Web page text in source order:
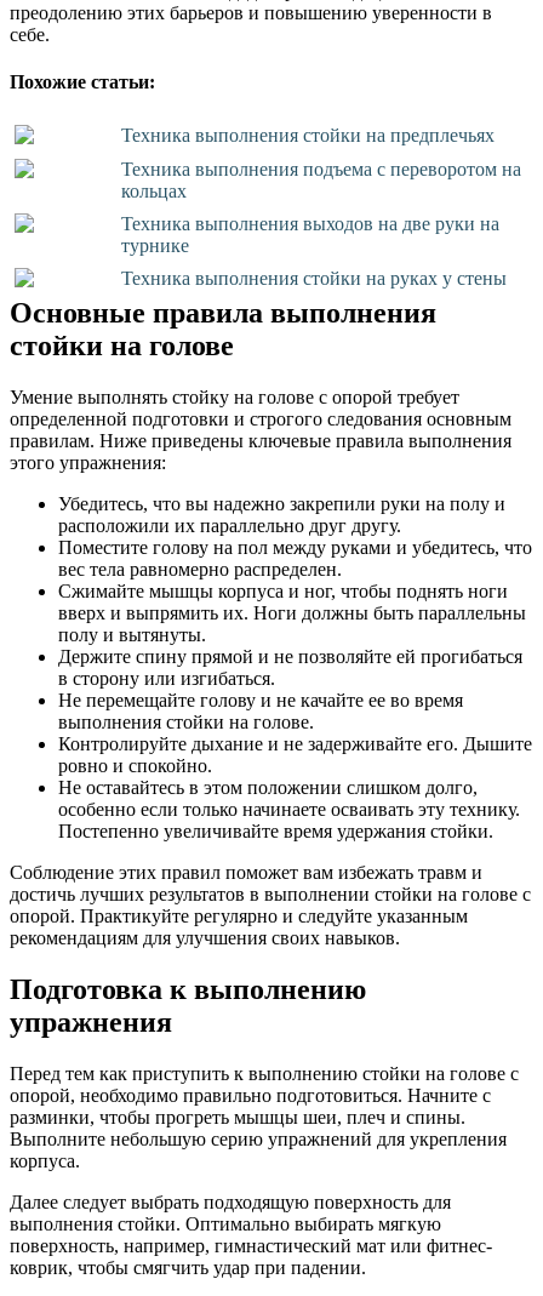
преодолению этих барьеров и повышению уверенности в
себе.
Похожие статьи:
Техника выполнения стойки на предплечьях
Техника выполнения подъема с переворотом на
кольцах
Техника выполнения выходов на две руки на
турнике
Техника выполнения стойки на руках у стены
Основные правила выполнения
стойки на голове
Умение выполнять стойку на голове с опорой требует
определенной подготовки и строгого следования основным
правилам. Ниже приведены ключевые правила выполнения
этого упражнения:
Убедитесь, что вы надежно закрепили руки на полу и
расположили их параллельно друг другу.
Поместите голову на пол между руками и убедитесь, что
вес тела равномерно распределен.
Сжимайте мышцы корпуса и ног, чтобы поднять ноги
вверх и выпрямить их. Ноги должны быть параллельны
полу и вытянуты.
Держите спину прямой и не позволяйте ей прогибаться
в сторону или изгибаться.
Не перемещайте голову и не качайте ее во время
выполнения стойки на голове.
Контролируйте дыхание и не задерживайте его. Дышите
ровно и спокойно.
Не оставайтесь в этом положении слишком долго,
особенно если только начинаете осваивать эту технику.
Постепенно увеличивайте время удержания стойки.
Соблюдение этих правил поможет вам избежать травм и
достичь лучших результатов в выполнении стойки на голове с
опорой. Практикуйте регулярно и следуйте указанным
рекомендациям для улучшения своих навыков.
Подготовка к выполнению
упражнения
Перед тем как приступить к выполнению стойки на голове с
опорой, необходимо правильно подготовиться. Начните с
разминки, чтобы прогреть мышцы шеи, плеч и спины.
Выполните небольшую серию упражнений для укрепления
корпуса.
Далее следует выбрать подходящую поверхность для
выполнения стойки. Оптимально выбирать мягкую
поверхность, например, гимнастический мат или фитнес-
коврик, чтобы смягчить удар при падении.